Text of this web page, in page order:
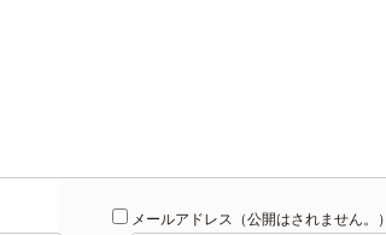
メールアドレス（公開はされません。）